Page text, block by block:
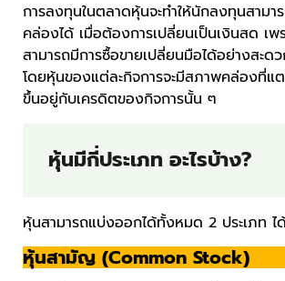
การลงทุนในตลาดหุ้นจะทำให้นักลงทุนสาม
คล่องได้ เมื่อต้องการเปลี่ยนเป็นเงินสด เพ
สามารถมีการซื้อขายเปลี่ยนมือได้อย่างสะด
โดยหุ้นของแต่ละกิจการจะมีสภาพคล่องที่แ
ขึ้นอยู่กับเครดิตของกิจการนั้น ๆ
หุ้นมีกี่ประเภท อะไรบ้าง?
หุ้นสามารถแบ่งออกได้ทั้งหมด 2 ประเภท ไ
หุ้นสามัญ (Common Stock)